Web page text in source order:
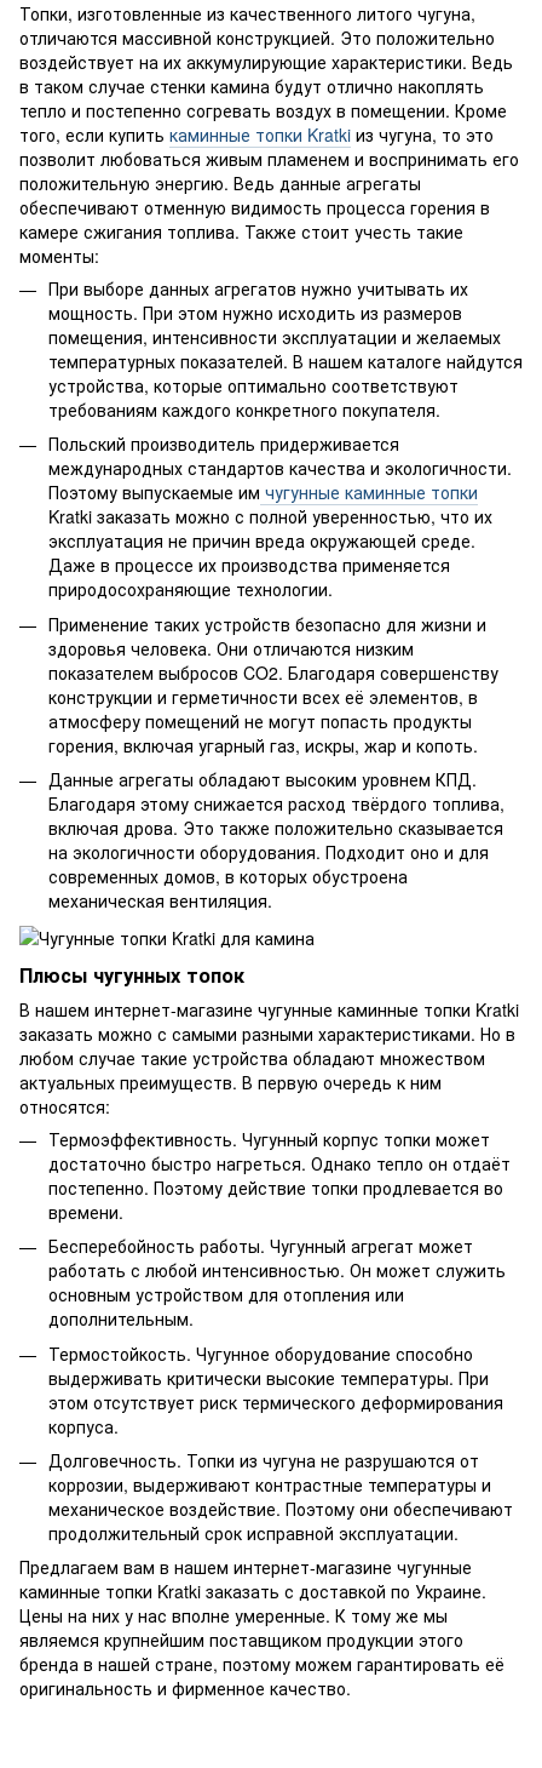
Топки, изготовленные из качественного литого чугуна,
отличаются массивной конструкцией. Это положительно
воздействует на их аккумулирующие характеристики. Ведь
в таком случае стенки камина будут отлично накоплять
тепло и постепенно согревать воздух в помещении. Кроме
того, если купить каминные топки Kratki из чугуна, то это
позволит любоваться живым пламенем и воспринимать его
положительную энергию. Ведь данные агрегаты
обеспечивают отменную видимость процесса горения в
камере сжигания топлива. Также стоит учесть такие
моменты:
При выборе данных агрегатов нужно учитывать их
мощность. При этом нужно исходить из размеров
помещения, интенсивности эксплуатации и желаемых
температурных показателей. В нашем каталоге найдутся
устройства, которые оптимально соответствуют
требованиям каждого конкретного покупателя.
Польский производитель придерживается
международных стандартов качества и экологичности.
Поэтому выпускаемые им чугунные каминные топки
Kratki заказать можно с полной уверенностью, что их
эксплуатация не причин вреда окружающей среде.
Даже в процессе их производства применяется
природосохраняющие технологии.
Применение таких устройств безопасно для жизни и
здоровья человека. Они отличаются низким
показателем выбросов CO2. Благодаря совершенству
конструкции и герметичности всех её элементов, в
атмосферу помещений не могут попасть продукты
горения, включая угарный газ, искры, жар и копоть.
Данные агрегаты обладают высоким уровнем КПД.
Благодаря этому снижается расход твёрдого топлива,
включая дрова. Это также положительно сказывается
на экологичности оборудования. Подходит оно и для
современных домов, в которых обустроена
механическая вентиляция.
Плюсы чугунных топок
В нашем интернет-магазине чугунные каминные топки Kratki
заказать можно с самыми разными характеристиками. Но в
любом случае такие устройства обладают множеством
актуальных преимуществ. В первую очередь к ним
относятся:
Термоэффективность. Чугунный корпус топки может
достаточно быстро нагреться. Однако тепло он отдаёт
постепенно. Поэтому действие топки продлевается во
времени.
Бесперебойность работы. Чугунный агрегат может
работать с любой интенсивностью. Он может служить
основным устройством для отопления или
дополнительным.
Термостойкость. Чугунное оборудование способно
выдерживать критически высокие температуры. При
этом отсутствует риск термического деформирования
корпуса.
Долговечность. Топки из чугуна не разрушаются от
коррозии, выдерживают контрастные температуры и
механическое воздействие. Поэтому они обеспечивают
продолжительный срок исправной эксплуатации.
Предлагаем вам в нашем интернет-магазине чугунные
каминные топки Kratki заказать с доставкой по Украине.
Цены на них у нас вполне умеренные. К тому же мы
являемся крупнейшим поставщиком продукции этого
бренда в нашей стране, поэтому можем гарантировать её
оригинальность и фирменное качество.